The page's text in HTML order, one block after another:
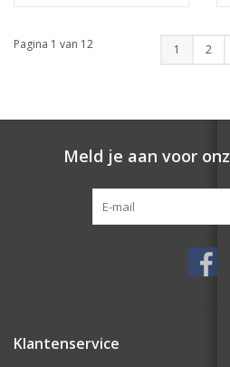
Pagina 1 van 12 1 2
Meld je aan voor
Klantenservice